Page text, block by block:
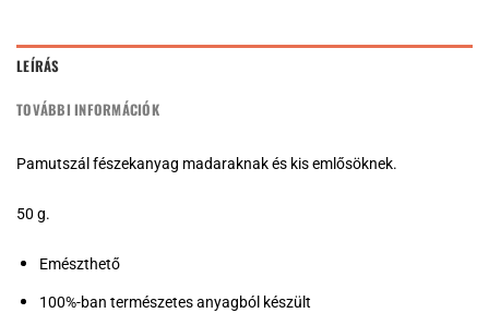
LEÍRÁS
TOVÁBBI INFORMÁCIÓK
Pamutszál fészekanyag madaraknak és kis emlősöknek.
50 g.
Emészthető
100%-ban természetes anyagból készült